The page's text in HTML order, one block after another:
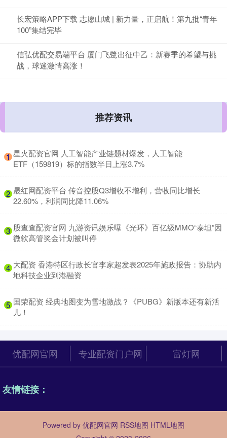
长宏策略APP下载 志愿山城 | 新力量，正启航！第九批“青年
100”集结完毕
信弘优配交易端平台 厦门飞鹭出征中乙：新赛季的希望与挑
战，球迷激情高涨！
推荐资讯
1 ​星火配资官网 人工智能产业链题材爆发，人工智能
ETF（159819）标的指数半日上涨3.7%
2 ​晟红网配资平台 传音控股Q3增收不增利，营收同比增长
22.60%，利润同比降11.06%
3 ​股查查配资官网 九游资讯娱乐曝《光环》百亿级MMO“泰坦”因
微软高管奖金计划被叫停
4 ​大配资 香港特区行政长官李家超发表2025年施政报告：协助内
地科技企业到港融资
5 ​国荣配资 经典地图变为雪地激战？《PUBG》新版本还有新活
儿！
优配网官网 专业配资门户网 富灯网
友情链接：
Powered by 优配网官网 RSS地图 HTML地图